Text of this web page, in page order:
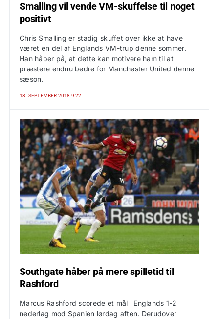
Smalling vil vende VM-skuffelse til noget
positivt
Chris Smalling er stadig skuffet over ikke at have
været en del af Englands VM-trup denne sommer.
Han håber på, at dette kan motivere ham til at
præstere endnu bedre for Manchester United denne
sæson.
18. SEPTEMBER 2018 9:22
Southgate håber på mere spilletid til
Rashford
Marcus Rashford scorede et mål i Englands 1-2
nederlag mod Spanien lørdag aften. Derudover